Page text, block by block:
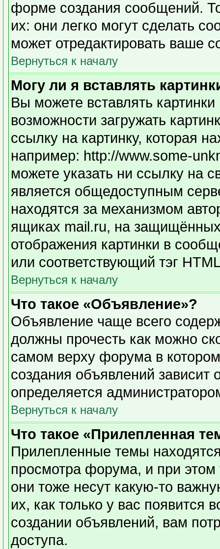
форме создания сообщений.
их: они легко могут сделать
может отредактировать ваше
Вернуться к началу
Могу ли я вставлять
Вы можете вставлять
возможности загружать
ссылку на картинку, которая
например: http://www.some-
можете указать ни ссылку на
является общедоступным
находятся за механизмом
ящиках mail.ru, на
отображения картинки в
или соответствующий тэг
Вернуться к началу
Что такое «Объявление»?
Объявление чаще всего
должны прочесть как можно
самом верху форума в
создания объявлений зависит
определяется
Вернуться к началу
Что такое «Прилепленная
Прилепленные темы
просмотра форума, и при
они тоже несут какую-то
их, как только у вас появится
создании объявлений, вам
доступа.